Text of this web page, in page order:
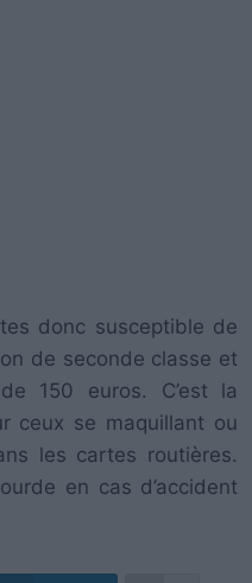
donc susceptible de
de seconde classe et
150 euros. C’est la
ceux se maquillant ou
les cartes routières.
en cas d’accident